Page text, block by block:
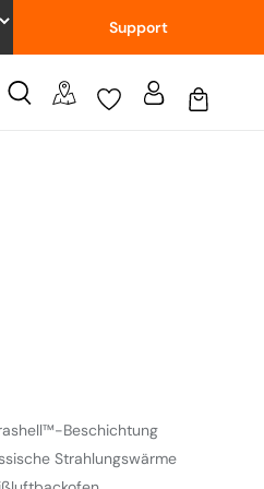
Support
WISSENSWERTES
Beschichtung
Strahlungswärme